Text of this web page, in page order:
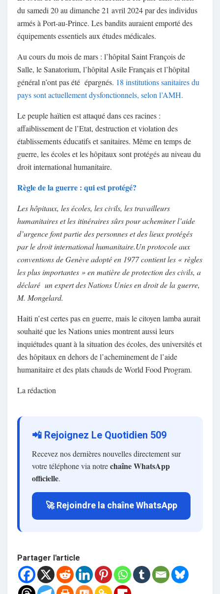
du samedi 20 au dimanche 21 avril 2024 par des individus
armés à Port-au-Prince. Les bandits auraient emporté des
équipements essentiels aux études médicales.
Au cours du mois de mars : l’hôpital Saint François de
Salle, le Sanatorium, l’hôpital Asile Français et l’hôpital
général n’ont pas été épargnés. 18 institutions sanitaires du
pays sont actuellement dysfonctionnels, selon l’AMH.
Le peuple haïtien est attaqué dans ces racines :
affaiblissement de l’Etat, destruction et violation des
établissements éducatifs et sanitaires. Même en temps de
guerre, les écoles et les hôpitaux sont protégés au niveau du
droit international humanitaire.
Règle de la guerre : qui est protégé?
Les hôpitaux, les écoles, les civils, les travailleurs
humanitaires et les itinéraires sûrs pour acheminer l’aide
d’urgence font partie des personnes et des lieux protégés
par le droit international humanitaire.Un protocole aux
conventions de Genève adopté en 1977 contient les « règles
les plus importantes » en matière de protection des civils, a
déclaré un expert des Nations Unies en droit de la guerre,
M. Mongelard.
Haiti n’est certes pas en guerre, mais le citoyen lamba aurait
souhaité que les Nations unies montrent aussi leurs
inquiétudes quant à la situation des écoles, des universités et
des hôpitaux en dehors de l’acheminement de l’aide
humanitaire et des plats chauds de World Food Program.
La rédaction
📲 Rejoignez Le Quotidien 509
Recevez nos dernières nouvelles directement sur
votre téléphone via notrechaîne WhatsApp
officielle.
🚀 Rejoindre la chaîne WhatsApp
Partager l'article